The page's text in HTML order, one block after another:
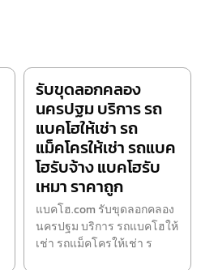
รับขุดลอกคลอง
นครปฐม บริการ รถ
แบคโฮให้เช่า รถ
แม็คโครให้เช่า รถแบค
โฮรับจ้าง แบคโฮรับ
เหมา ราคาถูก
แบคโฮ.com รับขุดลอกคลอง
นครปฐม บริการ รถแบคโฮให้
เช่า รถแม็คโครให้เช่า ร